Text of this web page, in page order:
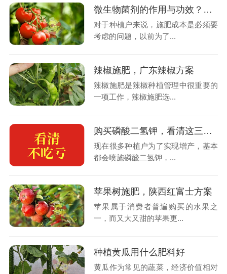
微生物菌剂的作用与功效？你知道吗？
对于种植户来说，施肥成本是必须要
考虑的问题，以前为了...
辣椒施肥，广东辣椒方案
辣椒施肥是辣椒种植管理中很重要的
一项工作，辣椒施肥选...
购买磷酸二氢钾，看清这三点不吃亏
现在很多种植户为了实现增产，基本
都会喷施磷酸二氢钾，...
苹果树施肥，陕西红富士方案
苹果属于消费者普遍购买的水果之
一，而又大又甜的苹果更...
种植黄瓜用什么肥料好
黄瓜作为常见的蔬菜，经济价值相对